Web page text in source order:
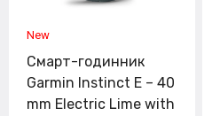
Смарт-годинник
Garmin Instinct E – 40
mm Electric Lime with